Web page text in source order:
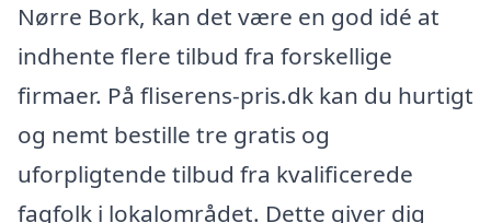
Nørre Bork, kan det være en god idé at
indhente flere tilbud fra forskellige
firmaer. På fliserens-pris.dk kan du hurtigt
og nemt bestille tre gratis og
uforpligtende tilbud fra kvalificerede
fagfolk i lokalområdet. Dette giver dig